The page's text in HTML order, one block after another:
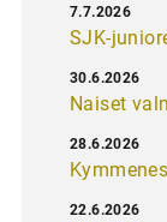
SJK-
7.7.2026
Naiset
30.6.2026
28.6.2026
22.6.2026